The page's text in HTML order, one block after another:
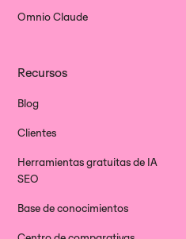
Omnio Claude
Recursos
Blog
Clientes
Herramientas gratuitas de IA
SEO
Base de conocimientos